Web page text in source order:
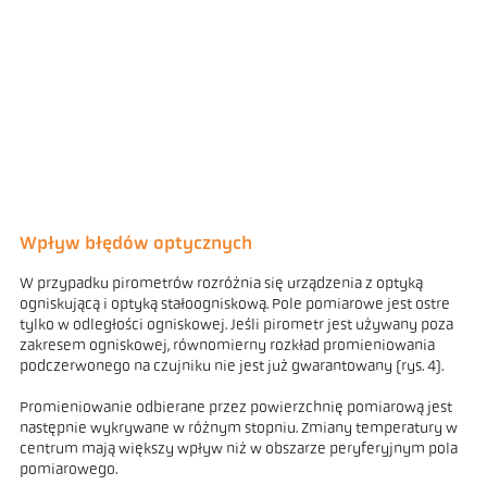
Wpływ błędów optycznych
W przypadku pirometrów rozróżnia się urządzenia z optyką
ogniskującą i optyką stałoogniskową. Pole pomiarowe jest ostre
tylko w odległości ogniskowej. Jeśli pirometr jest używany poza
zakresem ogniskowej, równomierny rozkład promieniowania
podczerwonego na czujniku nie jest już gwarantowany (rys. 4).
Promieniowanie odbierane przez powierzchnię pomiarową jest
następnie wykrywane w różnym stopniu. Zmiany temperatury w
centrum mają większy wpływ niż w obszarze peryferyjnym pola
pomiarowego.